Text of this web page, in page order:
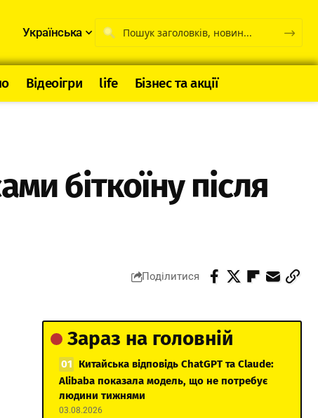
Українська
Відеоігри life Бізнес та акції
біткоїну після
Поділитися
Зараз на головній
Китайська відповідь ChatGPT та Claude:
Alibaba показала модель, що не потребує
людини тижнями
03.08.2026